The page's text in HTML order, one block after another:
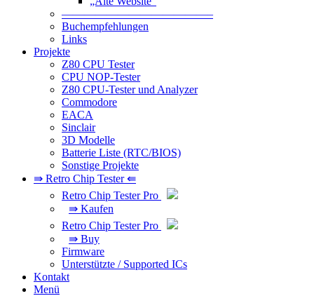
—————————————–
Buchempfehlungen
Links
Projekte
Z80 CPU Tester
CPU NOP-Tester
Z80 CPU-Tester und Analyzer
Commodore
EACA
Sinclair
3D Modelle
Batterie Liste (RTC/BIOS)
Sonstige Projekte
⇛ Retro Chip Tester ⇚
Retro Chip Tester Pro
⇛ Kaufen
Retro Chip Tester Pro
⇛ Buy
Firmware
Unterstützte / Supported ICs
Kontakt
Menü